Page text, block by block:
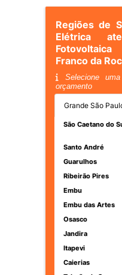
Regiões de
Elétrica
Franco da
Selecione
orçamento
Grande São
São Caetano do
Santo André
Guarulhos
Ribeirão Pires
Embu
Embu das Artes
Osasco
Jandira
Itapevi
Caierias